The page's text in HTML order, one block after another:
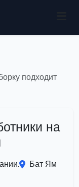
подходит
на
Бат Ям